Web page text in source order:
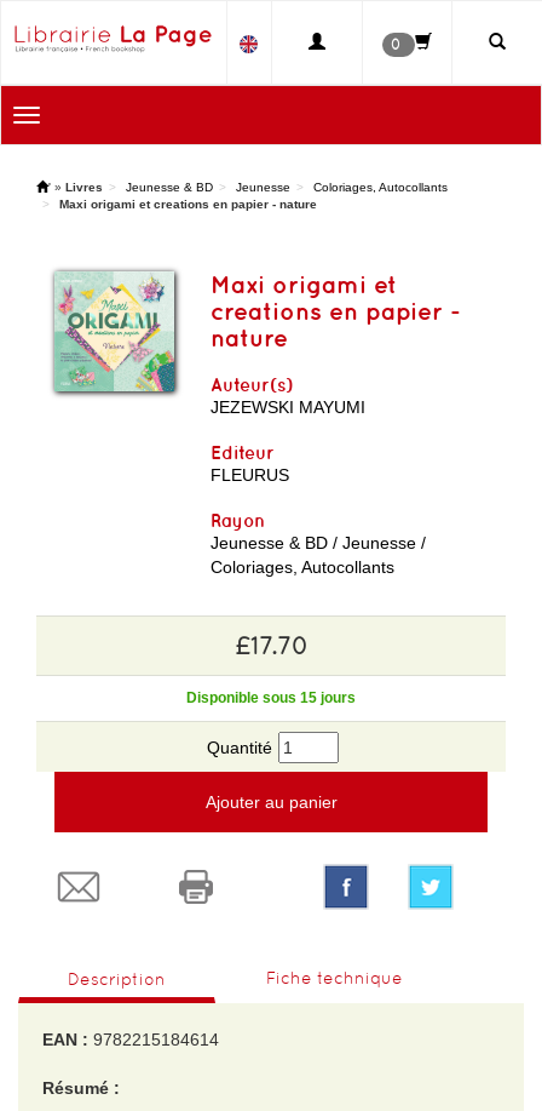
0
Toggle
navigation
' » Livres Jeunesse & BD Jeunesse
Coloriages, Autocollants
Maxi origami et creations en papier - nature
Maxi origami et
creations en papier -
nature
Auteur(s)
JEZEWSKI MAYUMI
Editeur
FLEURUS
Rayon
Jeunesse & BD / Jeunesse /
Coloriages, Autocollants
£17.70
Disponible sous 15 jours
Quantité
Ajouter au panier
Description Fiche technique
EAN : 9782215184614
Résumé :